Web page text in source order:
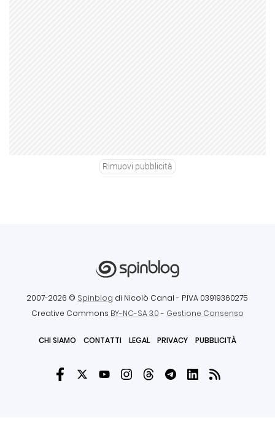
Rimuovi pubblicità
2007-2026 © Spinblog di Nicolò Canal - P.IVA 03919360275
Creative Commons BY-NC-SA 3.0- Gestione Consenso
CHI SIAMO CONTATTI LEGAL PRIVACY PUBBLICITÀ